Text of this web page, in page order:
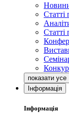
Статті
Статті
Інформація
Інформація